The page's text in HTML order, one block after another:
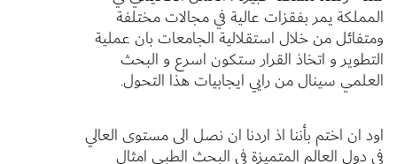
المملكة يمر بفقزات عالية في مجالات مختلفة
ومتفائل من خلال استقلالية الجامعات بان عملية
التطوير و اتخاذ القرار ستكون اسرع و البحث
العلمي سينال من رايي ايجابيات هذا التحول.
اود ان اختم بأننا اذ اردنا ان نصل الى مستوى العالي
في دول العالم المتميزة في البحث الطبي امثال